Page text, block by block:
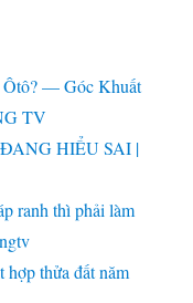
Ôtô? — Góc Khuất
TV
HIỂU SAI |
ranh thì phải làm
hợp thửa đất năm